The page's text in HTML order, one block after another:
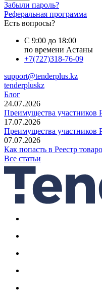
Забыли пароль?
Реферальная программа
Есть вопросы?
С 9:00 до 18:00
по времени Астаны
+7(727)318-76-09
support@tenderplus.kz
tenderpluskz
Блог
24.07.2026
Преимущества
17.07.2026
Преимущества
07.07.2026
Как попасть в Реестр
Все статьи